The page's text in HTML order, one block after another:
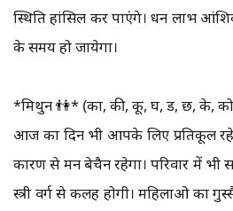
स्थिति हांसिल कर पाएंगे। धन लाभ
के समय हो जायेगा।
*मिथुन 👫* (का, की, कू, घ, ड, छ, के,
आज का दिन भी आपके लिए प्रतिकूल
कारण से मन बेचैन रहेगा। परिवार में भी
स्त्री वर्ग से कलह होगी। महिलाओ का